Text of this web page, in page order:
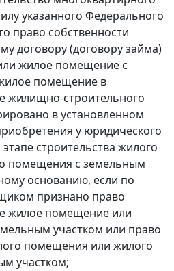
указанного Федерального
право собственности
договору (договору займа)
жилое помещение с
помещение в
жилищно-строительного
в установленном
у юридического
строительства жилого
помещения с земельным
основанию, если по
признано право
жилое помещение или
участком или право
помещения или жилого
участком;